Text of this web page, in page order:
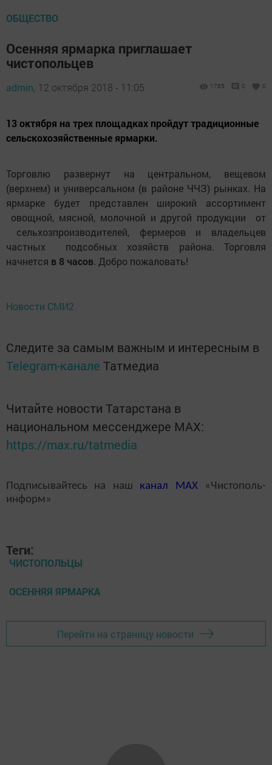
ОБЩЕСТВО
Осенняя ярмарка приглашает
чистопольцев
admin, 12 октября 2018 - 11:05 1785 0 0
13 октября на трех площадках пройдут традиционные
сельско­хозяйственные ярмарки.
Торговлю развернут на цент­ральном, вещевом
(верхнем) и универсальном (в районе ЧЧЗ) рынках. На
ярмарке будет представлен широкий ассортимент
овощной, мясной, молочной и другой продукции от
сельхозпроизводителей, фермеров и владельцев
частных подсобных хозяйств района. Торговля
начнется в 8 часов. Добро пожаловать!
Новости СМИ2
Следите за самым важным и интересным в
Telegram-канале Татмедиа
Читайте новости Татарстана в
национальном мессенджере MАХ:
https://max.ru/tatmedia
Подписывайтесь на наш канал MAX«Чистополь-
информ»
Теги:
ЧИСТОПОЛЬЦЫ
ОСЕННЯЯ ЯРМАРКА
Перейти на страницу новости